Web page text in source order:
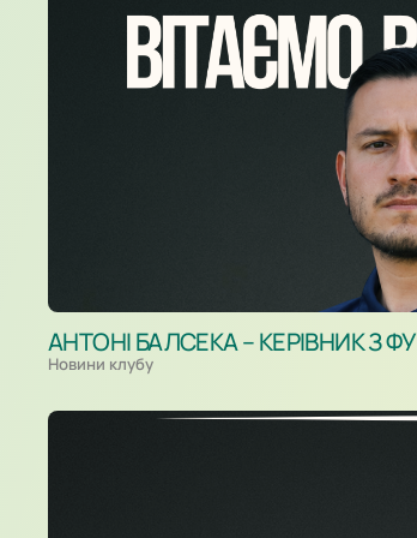
АНТОНІ БАЛСЕКА – КЕРІВНИК З
Новини клубу